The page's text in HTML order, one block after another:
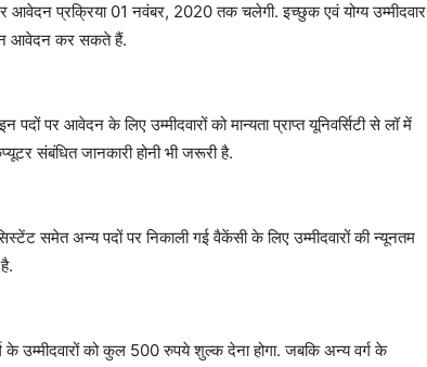
आवेदन प्रक्रिया 01 नवंबर, 2020 तक चलेगी. इच्छुक एवं योग्य उम्मीदवार
आवेदन कर सकते हैं.
आवेदन के लिए उम्मीदवारों को मान्यता प्राप्त यूनिवर्सिटी से लॉ में
संबंधित जानकारी होनी भी जरूरी है.
समेत अन्य पदों पर निकाली गई वैकेंसी के लिए उम्मीदवारों की न्यूनतम
उम्मीदवारों को कुल 500 रुपये शुल्क देना होगा. जबकि अन्य वर्ग के